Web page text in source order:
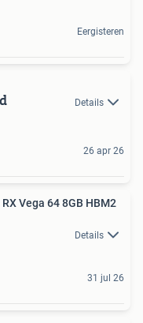
Eergisteren
Details
26 apr 26
Vega 64 8GB HBM2
Details
31 jul 26